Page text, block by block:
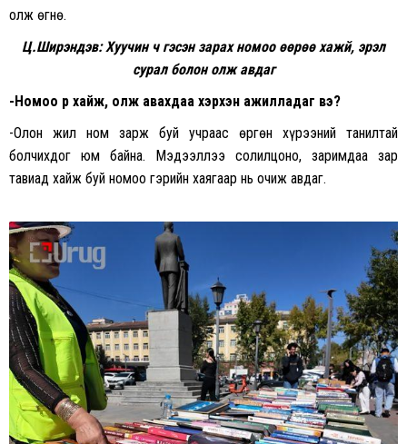
олж өгнө.
Ц.Ширэндэв: Хуучин ч гэсэн зарах номоо өөрөө хажй, эрэл
сурал болон олж авдаг
-Номоо өөрөө хайж, олж авахдаа хэрхэн ажилладаг вэ?
-Олон жил ном зарж буй учраас өргөн хүрээний танилтай
болчихдог юм байна. Мэдээллээ солилцоно, заримдаа зар
тавиад хайж буй номоо гэрийн хаягаар нь очиж авдаг.